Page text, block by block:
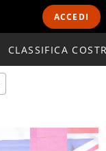
ACCEDI
CLASSIFICA